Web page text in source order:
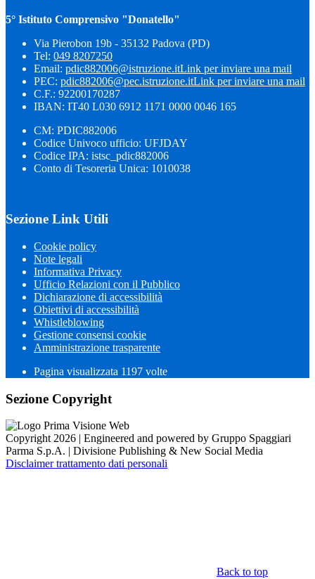
5° Istituto Comprensivo "Donatello"
Via Pierobon 19b - 35132 Padova (PD)
Tel: 049 8207250
Email: pdic882006@istruzione.itLink per inviare una mail
PEC: pdic882006@pec.istruzione.itLink per inviare una mail
C.F.: 92200170287
IBAN: IT40 L030 6912 1171 0000 0046 165
CM: PDIC882006
Codice Univoco ufficio: UFJDAY
Codice IPA: istsc_pdic882006
Conto di Tesoreria Unica: 1010038
Sezione Link Utili
Cookie policy
Note legali
Informativa Privacy
Ufficio Relazioni con il Pubblico
Dichiarazione di accessibilità
Obiettivi di accessibilità
Whistleblowing
Gestione consensi cookie
Amministrazione trasparente
Pagina visualizzata 1197 volte
Sezione Copyright
Copyright 2026 | Engineered and powered by Gruppo Spaggiari
Parma S.p.A. | Divisione Publishing & New Social Media
Disclaimer trattamento dati personali
Back to top